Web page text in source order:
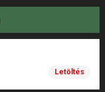
Letöltés